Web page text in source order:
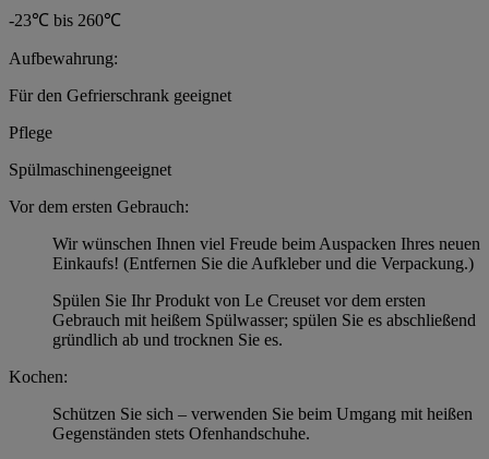
-23℃ bis 260℃
Aufbewahrung:
Für den Gefrierschrank geeignet
Pflege
Spülmaschinengeeignet
Vor dem ersten Gebrauch:
Wir wünschen Ihnen viel Freude beim Auspacken Ihres neuen
Einkaufs! (Entfernen Sie die Aufkleber und die Verpackung.)
Spülen Sie Ihr Produkt von Le Creuset vor dem ersten
Gebrauch mit heißem Spülwasser; spülen Sie es abschließend
gründlich ab und trocknen Sie es.
Kochen:
Schützen Sie sich – verwenden Sie beim Umgang mit heißen
Gegenständen stets Ofenhandschuhe.